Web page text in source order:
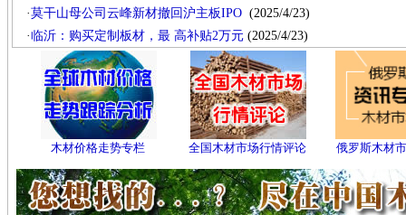
·莫干山母公司云峰新材撤回沪主板IPO (2025/4/23)
·临沂：购买定制板材，最 高补贴2万元 (2025/4/23)
木材价格走势专栏 全国木材市场行情评论 俄罗斯木材